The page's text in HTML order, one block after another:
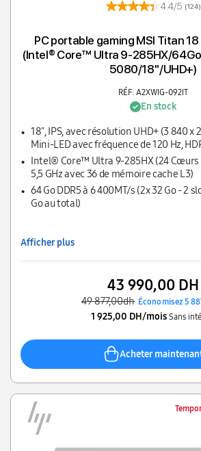
4.4/5 (124)
PC portable gaming MSI Titan 18
(Intel® Core™ Ultra 9-285HX/
5080/18''/UHD+)
RÉF: A2XWIG-092IT
En stock
18", IPS, avec résolution UHD+ (3 840 x
Mini-LED avec fréquence de 120 Hz,
100 % DCI-P3, 1000 nits
Intel® Core™ Ultra 9-285HX (24 Cœurs
5,5 GHz avec 36 de mémoire cache L3)
64 Go DDR5 à 6 400MT/s (2x 32 Go - 2
Go au total)
Afficher plus
43 990,00 DH
49 877,00dh Économisez 5
1 925,00 DH/mois Sans
Acheter